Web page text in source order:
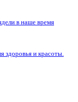
в наше время
здоровья и красоты.